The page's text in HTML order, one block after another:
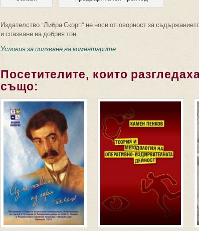
Издателство "Либра Скорп" не носи отговорност за
и спазване на добрия тон.
Условия за ползване на коментарите
Посетителите, които
също: